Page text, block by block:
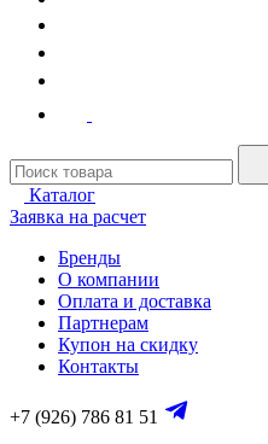
Каталог
Заявка на расчет
Бренды
О компании
Оплата и доставка
Партнерам
Купон на скидку
Контакты
+7 (926) 786 81 51